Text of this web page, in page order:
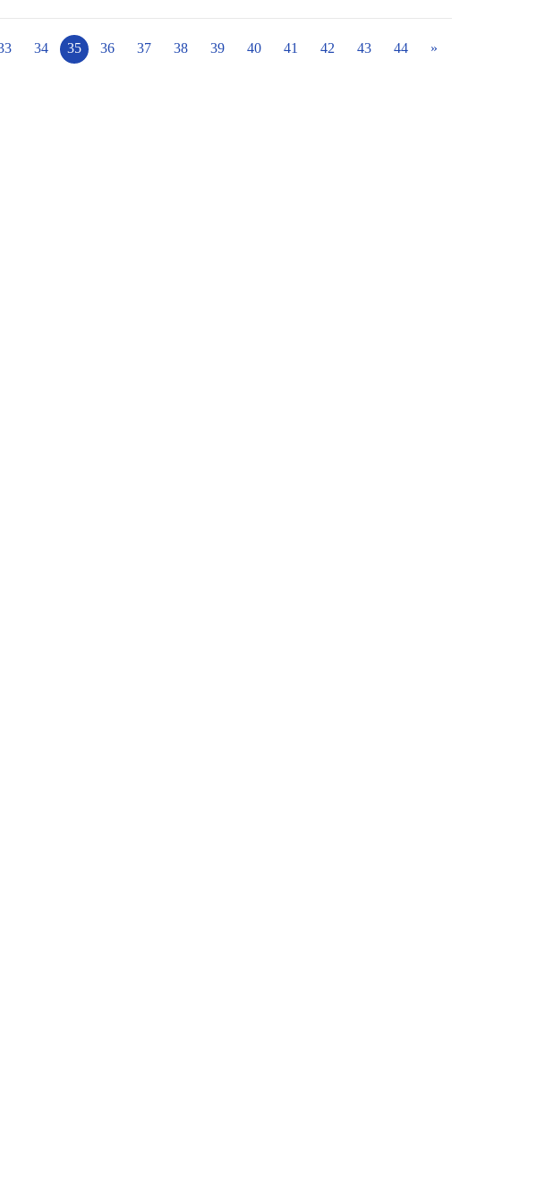
時，學校也積極向上級單位申請經費補助，以期降低校方自籌壓力，
隔熱工程不只是修繕，更是對全體師生的承
34 35 36 37 38 39 40 41 42 43 44 »